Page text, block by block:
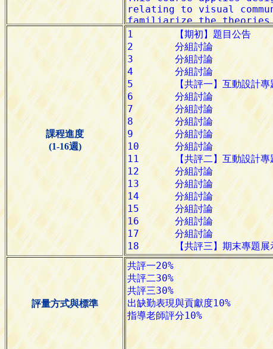
課程進度
(1-16週)
評量方式與標準